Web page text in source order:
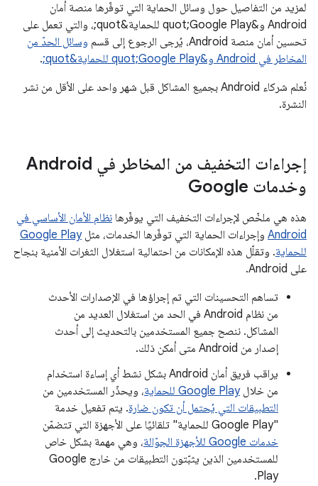
لمزيد من التفاصيل حول وسائل الحماية التي توفّرها منصة أمان
Android و&quot;Google Play للحماية&quot;، والتي تعمل على
تحسين أمان منصة Android، يُرجى الرجوع إلى قسم
وسائل الحدّ من
المخاطر في Android و&quot;Google Play للحماية&quot;
.
نُعلم شركاء Android بجميع المشاكل قبل شهر واحد على الأقل من نشر
النشرة.
إجراءات التخفيف من المخاطر في Android
وخدمات Google
هذه هي ملخّص لإجراءات التخفيف التي يوفّرها نظام الأمان الأساسي في
Android وإجراءات الحماية التي توفّرها الخدمات، مثلGoogle Play
للحماية. وتقلّل هذه الإمكانات من احتمالية استغلال الثغرات الأمنية بنجاح
على Android.
تساهم التحسينات التي تم إجراؤها في الإصدارات الأحدث
من نظام Android في الحد من استغلال العديد من
المشاكل. ننصح جميع المستخدمين بالتحديث إلى أحدث
إصدار من Android متى أمكن ذلك.
يراقب فريق أمان Android بشكل نشط أي إساءة استخدام
من خلالGoogle Play للحماية
، ويحذّر المستخدمين من
التطبيقات التي يُحتمل أن تكون ضارة. يتم تفعيل خدمة
"Google Play للحماية" تلقائيًا على الأجهزة التي تتضمّن
خدمات Google للأجهزة الجوّالة
، وهي مهمة بشكل خاص
للمستخدمين الذين يثبّتون التطبيقات من خارج Google
Play.